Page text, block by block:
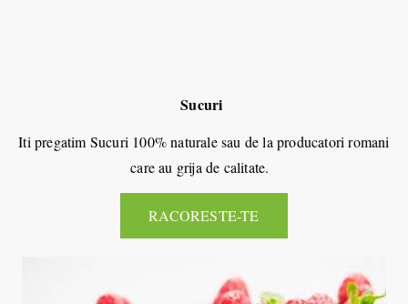
Sucuri
Iti pregatim Sucuri 100% naturale sau de la producatori romani
care au grija de calitate.
RACORESTE-TE